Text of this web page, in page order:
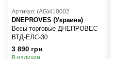
Артикул: (AG)410002
DNEPROVES (Украина)
Весы торговые ДНЕПРОВЕС
ВТД-ЕЛС-30
3 890 грн